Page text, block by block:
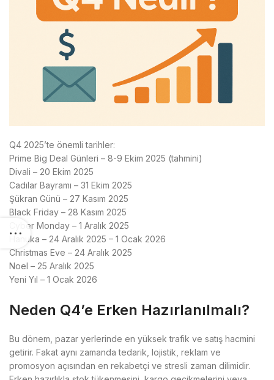
Q4 2025’te önemli tarihler:
Prime Big Deal Günleri – 8-9 Ekim 2025 (tahmini)
Divali – 20 Ekim 2025
Cadılar Bayramı – 31 Ekim 2025
Şükran Günü – 27 Kasım 2025
Black Friday – 28 Kasım 2025
Cyber Monday – 1 Aralık 2025
Hanuka – 24 Aralık 2025 – 1 Ocak 2026
Christmas Eve – 24 Aralık 2025
Noel – 25 Aralık 2025
Yeni Yıl – 1 Ocak 2026
Neden Q4’e Erken Hazırlanılmalı?
Bu dönem, pazar yerlerinde en yüksek trafik ve satış hacmini
getirir. Fakat aynı zamanda tedarik, lojistik, reklam ve
promosyon açısından en rekabetçi ve stresli zaman dilimidir.